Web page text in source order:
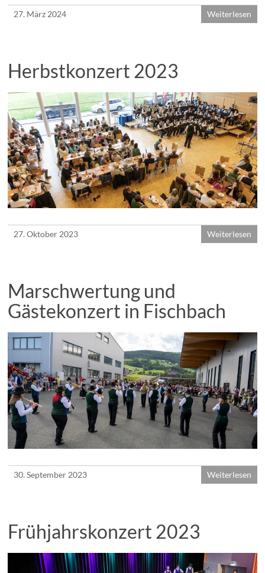
27. März 2024 Weiterlesen
Herbstkonzert 2023
27. Oktober 2023 Weiterlesen
Marschwertung und
Gästekonzert in Fischbach
30. September 2023 Weiterlesen
Frühjahrskonzert 2023